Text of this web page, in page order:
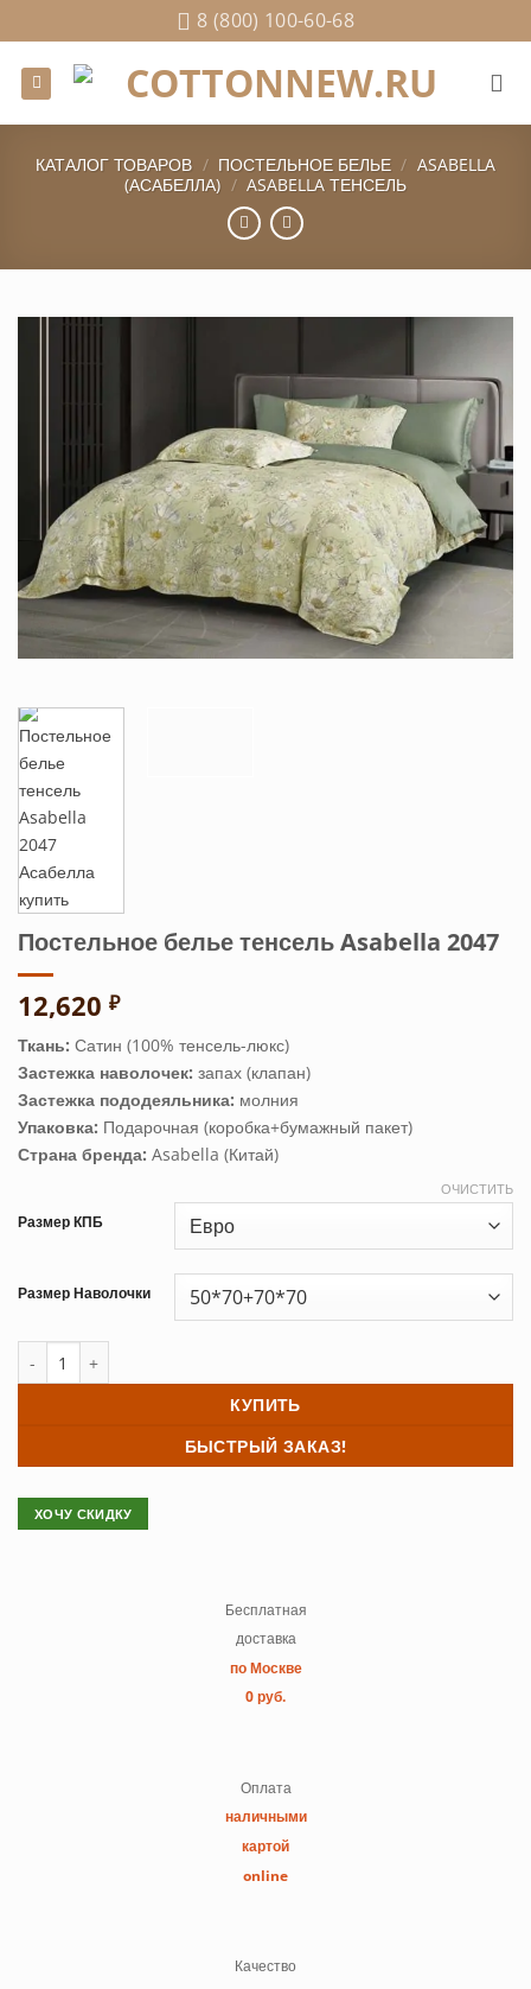
to
content
8 (800) 100-60-68
КАТАЛОГ ТОВАРОВ / ПОСТЕЛЬНОЕ БЕЛЬЕ / ASABELLA
(АСАБЕЛЛА) / ASABELLA ТЕНСЕЛЬ
Постельное белье тенсель Asabella 2047
12,620 ₽
Ткань: Сатин (100% тенсель-люкс)
Застежка наволочек: запах (клапан)
Застежка пододеяльника: молния
Упаковка: Подарочная (коробка+бумажный пакет)
Страна бренда: Asabella (Китай)
Размер КПБ
Размер Наволочки
ОЧИСТИТЬ
КУПИТЬ
БЫСТРЫЙ ЗАКАЗ!
ХОЧУ СКИДКУ
Бесплатная
доставка
по Москве
0 руб.
Оплата
наличными
картой
online
Качество